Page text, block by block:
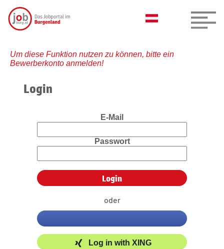
Um diese Funktion nutzen zu können, bitte ein
Bewerberkonto anmelden!
Login
E-Mail
Passwort
oder
Log in with XING